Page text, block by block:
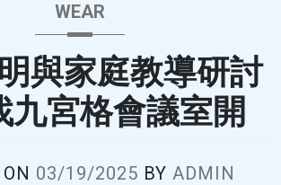
WEAR
與家庭教導研討
九宮格會議室開
03/19/2025 BY ADMIN